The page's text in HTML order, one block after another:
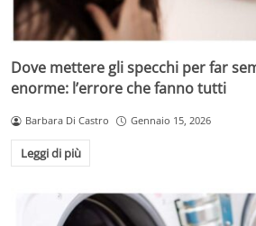
Dove mettere gli specchi per far
enorme: l’errore che fanno tutti
Barbara Di Castro Gennaio 15, 2026
Leggi di più